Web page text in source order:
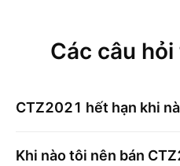
Các câu
CTZ2021 hết hạn khi
Khi nào tôi nên bán